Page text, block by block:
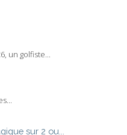
un golfiste...
sur 2 ou...